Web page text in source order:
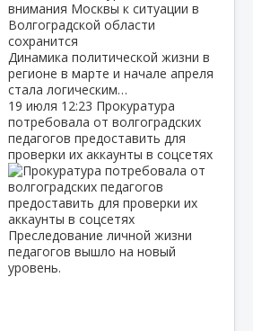
Динамика политической жизни в
регионе в марте и начале апреля
стала логическим…
19 июля 12:23 Прокуратура
потребовала от волгоградских
педагогов предоставить для
проверки их аккаунты в соцсетях
Преследование личной жизни
педагогов вышло на новый
уровень.